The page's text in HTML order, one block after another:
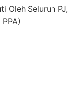
Oleh Seluruh PJ,